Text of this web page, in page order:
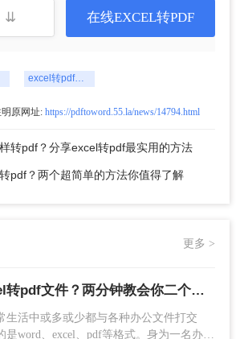
大师pdf转换器，选择PDF转换-文
传。
⇊ 在线EXCEL转PDF
excel转pdf文件
原网址: https://pdftoword.55.la/news/14794.html
转pdf？分享excel转pdf最实用的方法
pdf？两个超简单的方法你值得了解
更多 >
电脑怎么把excel转pdf文件？两分钟教会你二个方法
生活中或多或少都与各种办公文件打交
word、excel、pdf等格式。身为一名办公